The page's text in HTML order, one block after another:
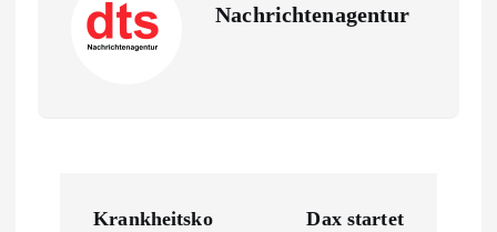
Nachrichtenagentur
Krankheitsko
Dax startet